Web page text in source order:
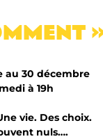
au 30 décembre
à 19h
vie. Des choix.
nuls….